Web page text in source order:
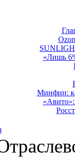
«Лишь
Минфин: